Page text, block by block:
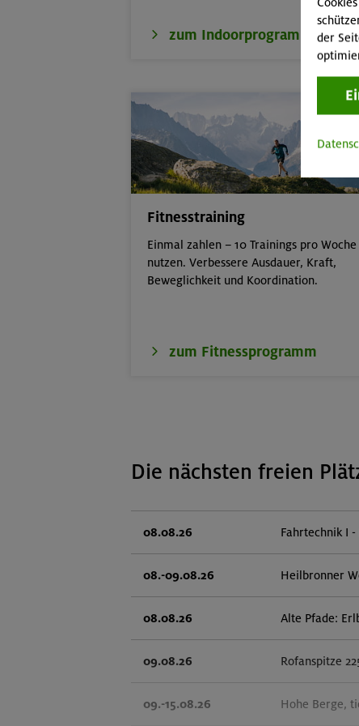
zum Indoorprogramm
Fitnesstraining
Einmal zahlen – 10 Trainings pro Woche
nutzen. Verbessere Ausdauer, Kraft,
Beweglichkeit und Koordination.
zum Fitnessprogramm
Die nächsten freien
08.08.26 Fahrtechnik I -
08.-09.08.26 Heilbronner
08.08.26 Alte Pfade:
09.08.26 Rofanspitze
09.-15.08.26 Hohe Berge,
der